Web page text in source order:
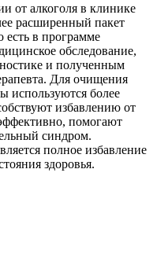
от алкоголя в клинике
расширенный пакет
есть в программе
обследование,
и полученным
Для очищения
используются более
избавлению от
помогают
синдром.
полное избавление
здоровья.